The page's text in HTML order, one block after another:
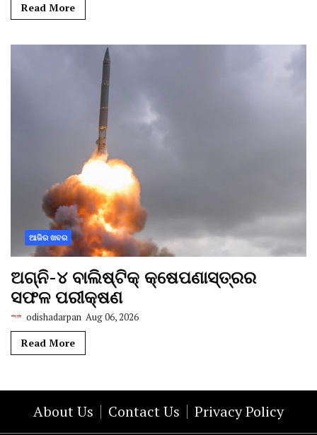
Read More
ଆଜିର ଖବର
ଅଗ୍ନି-୪ ବାଲିଷ୍ଟିକ୍ କ୍ଷେପଣାସ୍ତ୍ରର
ସଫଳ ପରୀକ୍ଷଣ
odishadarpan Aug 06, 2026
Read More
About Us Contact Us Privacy Policy